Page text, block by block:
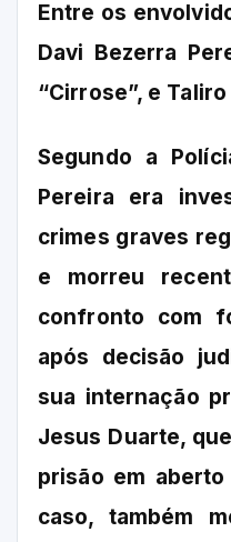
Entre os
Davi Bezerra
“Cirrose”, e
Segundo a
Pereira era
crimes graves
e morreu
confronto com
após decisão
sua internação
Jesus Duarte,
prisão em
caso, também